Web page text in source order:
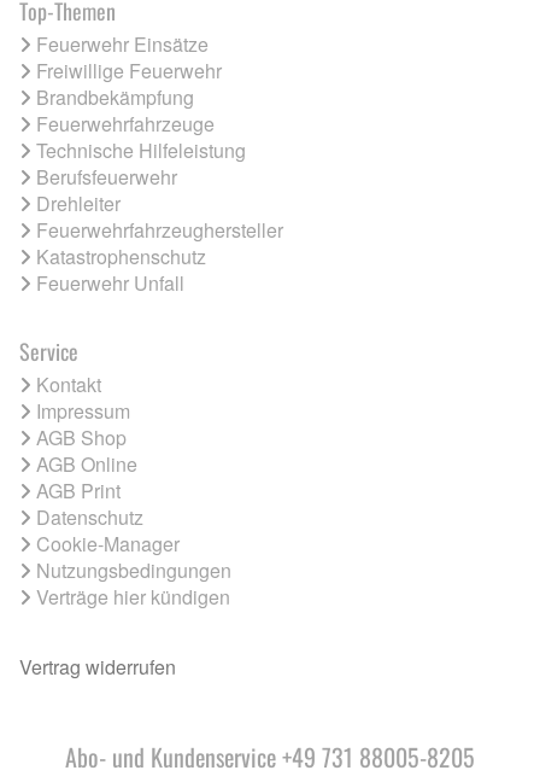
Top-Themen
Feuerwehr Einsätze
Freiwillige Feuerwehr
Brandbekämpfung
Feuerwehrfahrzeuge
Technische Hilfeleistung
Berufsfeuerwehr
Drehleiter
Feuerwehrfahrzeughersteller
Katastrophenschutz
Feuerwehr Unfall
Service
Kontakt
Impressum
AGB Shop
AGB Online
AGB Print
Datenschutz
Cookie-Manager
Nutzungsbedingungen
Verträge hier kündigen
Vertrag widerrufen
Abo- und Kundenservice +49 731 88005-8205